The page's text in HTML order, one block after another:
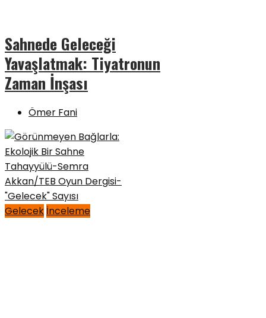
Sahnede Geleceği
Yavaşlatmak: Tiyatronun
Zaman İnşası
Ömer Fani
Gelecek İnceleme